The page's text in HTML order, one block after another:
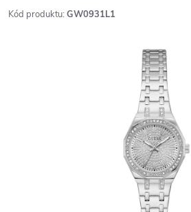
Kód produktu: GW0931L1